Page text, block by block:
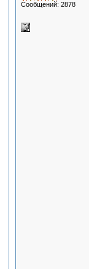
Сообщений: 2878